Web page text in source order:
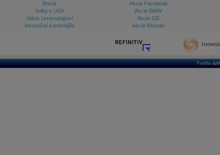
Brexit
Volby v USA
Video zpravodajství
Investiční komentáře
Akcie Facebook
Akcie BMW
Akcie GE
Akcie Moneta
Tvorba